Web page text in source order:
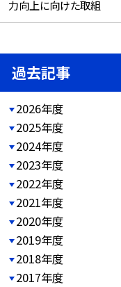
力向上に向けた取組
過去記事
2026年度
2025年度
2024年度
2023年度
2022年度
2021年度
2020年度
2019年度
2018年度
2017年度